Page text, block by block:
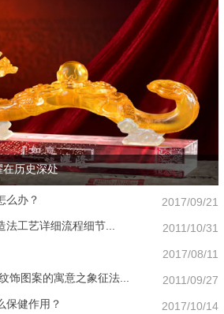
在历史深处
么办？
2017/09/21
工艺详细流程细节...
2011/10/31
2017/08/11
饰图案的寓意之象征法...
2011/09/27
保健作用？
2017/10/14